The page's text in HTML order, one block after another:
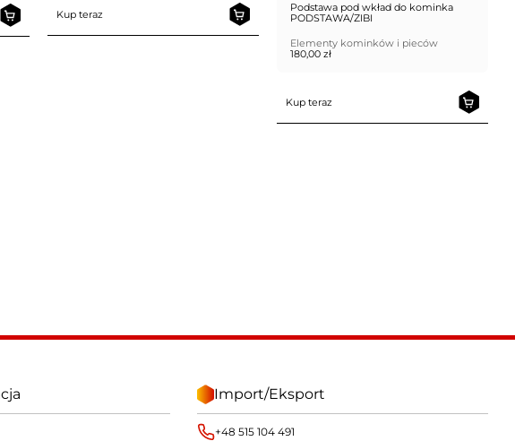
Kup teraz
Podstawa pod wkład do kominka
PODSTAWA/ZIBI
Elementy kominków i pieców
180,00 zł
Kup teraz
Import/Eksport
+48 515 104 491